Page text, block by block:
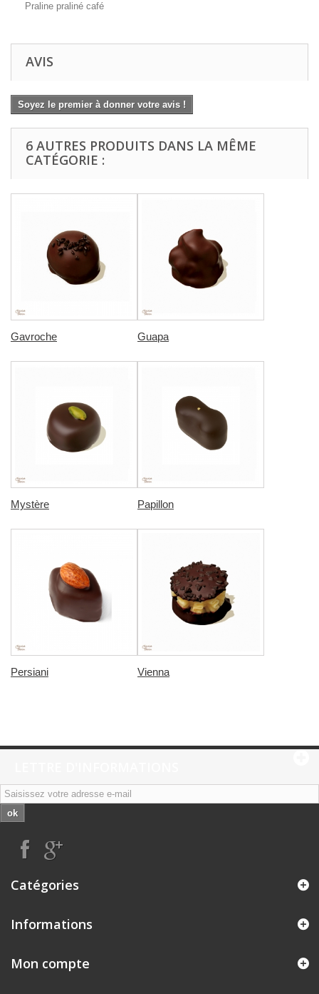
Praline praliné café
AVIS
Soyez le premier à donner votre avis !
6 AUTRES PRODUITS DANS LA MÊME
CATÉGORIE :
Gavroche Guapa
Mystère Papillon
Persiani Vienna
ok
Catégories
Informations
Mon compte